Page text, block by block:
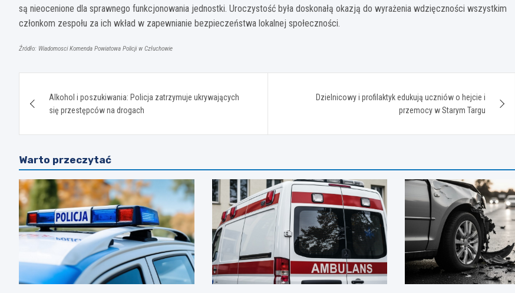
są nieocenione dla sprawnego funkcjonowania jednostki. Uroczystość była doskonałą okazją do wyrażenia wdzięczności wszystkim
członkom zespołu za ich wkład w zapewnianie bezpieczeństwa lokalnej społeczności.
Źródło: Wiadomosci Komenda Powiatowa Policji w Człuchowie
wpisu
Alkohol i poszukiwania: Policja zatrzymuje ukrywających
się przestępców na drogach
Dzielnicowy i profilaktyk edukują uczniów o hejcie i
przemocy w Starym Targu
Warto przeczytać